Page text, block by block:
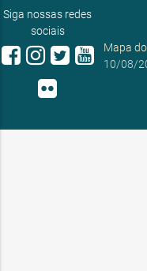
Siga nossas redes
sociais
Mapa
10/08/